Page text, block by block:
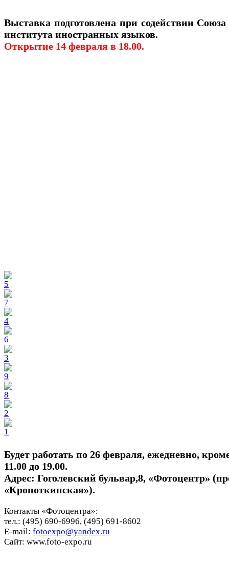
Выставка подготовлена при содействии Союза
института иностранных языков.
Открытие 14 февраля в 18.00.
Будет работать по 26 февраля, ежедневно,
11.00 до 19.00.
Адрес: Гоголевский бульвар,8, «Фотоцентр»
«Кропоткинская»).
Контакты «Фотоцентра»:
тел.: (495) 690-6996, (495) 691-8602
E-mail: fotoexpo@yandex.ru
Сайт: www.foto-expo.ru